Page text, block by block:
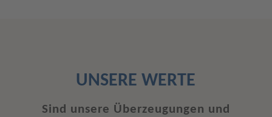
UNSERE WERTE
Sind unsere Überzeugungen und